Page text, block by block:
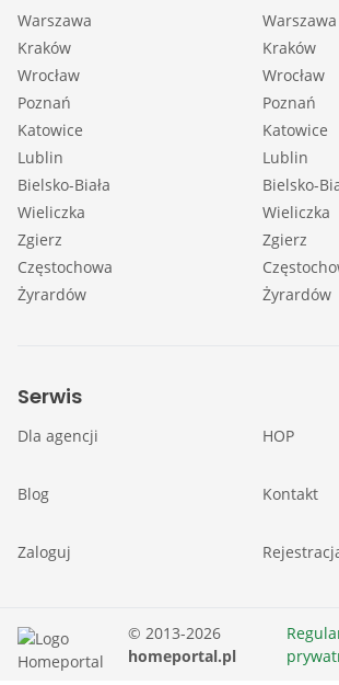
Warszawa
Kraków
Wrocław
Poznań
Katowice
Lublin
Bielsko-Biała
Wieliczka
Zgierz
Częstochowa
Żyrardów
Warszawa
Kraków
Wrocław
Poznań
Katowice
Lublin
Bielsko-
Wieliczka
Zgierz
Żyrardów
Serwis
Dla agencji HOP
Blog Kontakt
Zaloguj
© 2013-2026
homeportal.pl